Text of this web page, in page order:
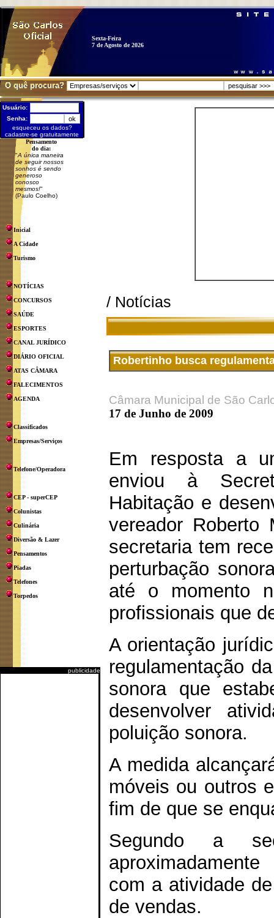
Sexta-Feira
7 de Agosto de 2026
O quê procura?
Usuário:
Senha:
esqueceu os dados?
cadastre-se gratuitamente
Pensamento
do dia:
"A única maneira
de seguir nossos
sonhos é sendo
generoso
conosco
mesmos!"
(Paulo Coelho)
Inicial
A Cidade
Turismo
NOTÍCIAS
CONCURSOS
SAÚDE
ESPORTES
CANAL JURÍDICO
DIÁRIO OFICIAL
ATAS CÂMARA
FALECIMENTOS
AGENDA
Classificados
Empresas/Serviços
Telefone/Operadora
CEP - superCEP
Colunistas
Culinária
Diversão & Lazer
Pensamentos
Piadas
Telefones
Torpedos
publicidade
/ Notícias
Robertinho busca
Câmara Municipal de São
17 de Junho de 2009
Em resposta a
enviou à
Habitação e
vereador
secretaria tem
perturbação
até o momento
profissionais que
A orientação
regulamentação
sonora que
desenvolver
poluição sonora.
A medida
móveis ou outros
fim de que se
Segundo a
com a atividade
de vendas.